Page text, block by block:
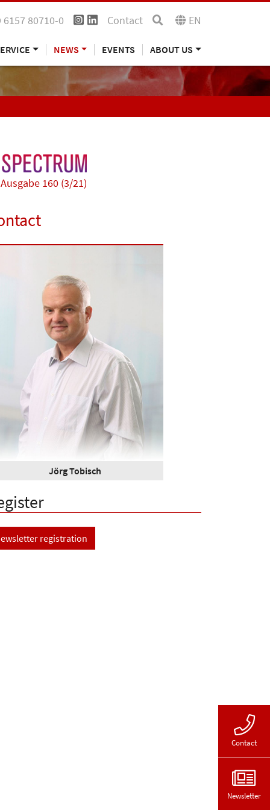
6157 80710-0 Contact EN
NEWS EVENTS ABOUT US
Ausgabe 160 (3/21)
Jörg Tobisch
registration
Contact
Newsletter